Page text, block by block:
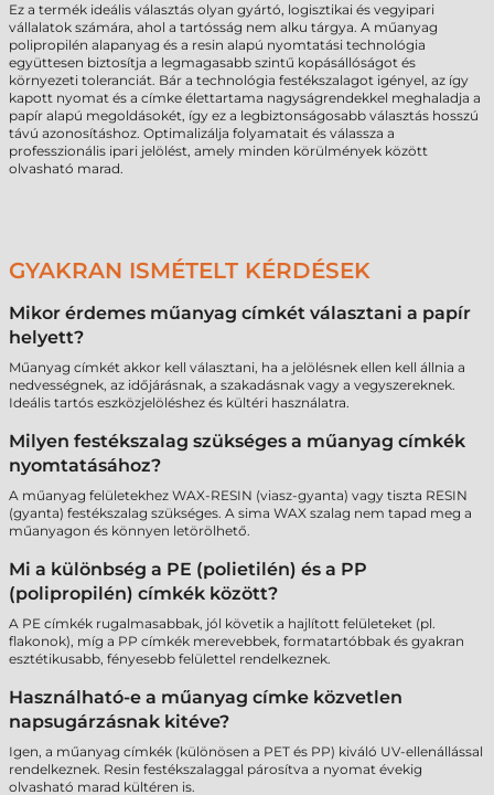
Ez a termék ideális választás olyan gyártó, logisztikai és vegyipari
vállalatok számára, ahol a tartósság nem alku tárgya. A műanyag
polipropilén alapanyag és a resin alapú nyomtatási technológia
együttesen biztosítja a legmagasabb szintű kopásállóságot és
környezeti toleranciát. Bár a technológia festékszalagot igényel, az így
kapott nyomat és a címke élettartama nagyságrendekkel meghaladja a
papír alapú megoldásokét, így ez a legbiztonságosabb választás hosszú
távú azonosításhoz. Optimalizálja folyamatait és válassza a
professzionális ipari jelölést, amely minden körülmények között
olvasható marad.
GYAKRAN ISMÉTELT KÉRDÉSEK
Mikor érdemes műanyag címkét választani a papír
helyett?
Műanyag címkét akkor kell választani, ha a jelölésnek ellen kell állnia a
nedvességnek, az időjárásnak, a szakadásnak vagy a vegyszereknek.
Ideális tartós eszközjelöléshez és kültéri használatra.
Milyen festékszalag szükséges a műanyag címkék
nyomtatásához?
A műanyag felületekhez WAX-RESIN (viasz-gyanta) vagy tiszta RESIN
(gyanta) festékszalag szükséges. A sima WAX szalag nem tapad meg a
műanyagon és könnyen letörölhető.
Mi a különbség a PE (polietilén) és a PP
(polipropilén) címkék között?
A PE címkék rugalmasabbak, jól követik a hajlított felületeket (pl.
flakonok), míg a PP címkék merevebbek, formatartóbbak és gyakran
esztétikusabb, fényesebb felülettel rendelkeznek.
Használható-e a műanyag címke közvetlen
napsugárzásnak kitéve?
Igen, a műanyag címkék (különösen a PET és PP) kiváló UV-ellenállással
rendelkeznek. Resin festékszalaggal párosítva a nyomat évekig
olvasható marad kültéren is.